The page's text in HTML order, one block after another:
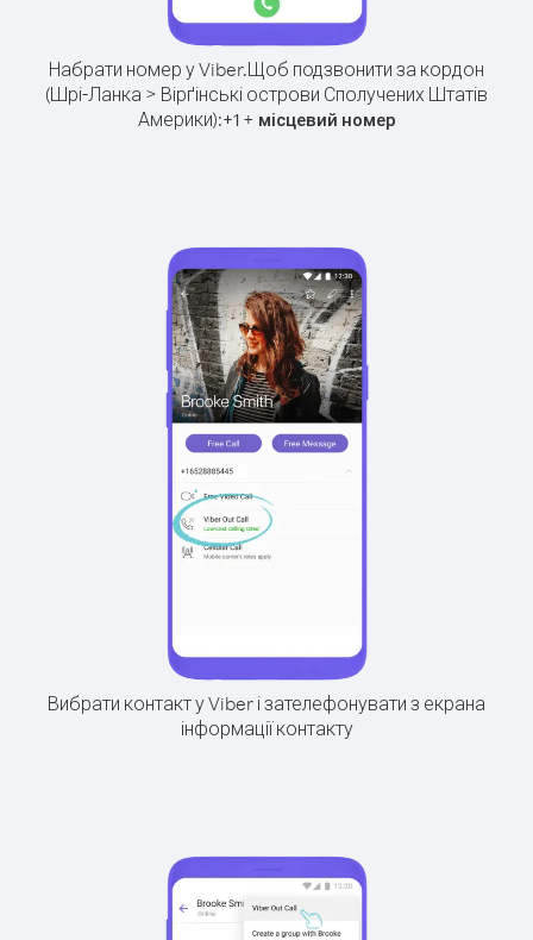
Набрати номер у Viber.Щоб подзвонити за кордон
(Шрі-Ланка > Вірґінські острови Сполучених Штатів
Америки):+1+ місцевий номер
Вибрати контакт у Viber і зателефонувати з екрана
інформації контакту